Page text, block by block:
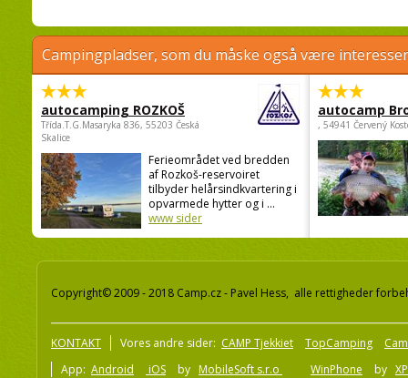
Campingpladser, som du måske også være
autocamping ROZKOŠ
Třída.T.G.Masaryka 836, 55203 Česká
Skalice
Ferieområdet ved bredden
af Rozkoš-reservoiret
tilbyder helårsindkvartering i
opvarmede hytter og i ...
www sider
autocamp
, 54941 Červený
Copyright© 2009 - 2018 Camp.cz - Pavel Hess, alle rettigheder
KONTAKT Vores andre sider: CAMP Tjekkiet TopCamping
App: Android iOS by MobileSoft s.r.o WinPhone by